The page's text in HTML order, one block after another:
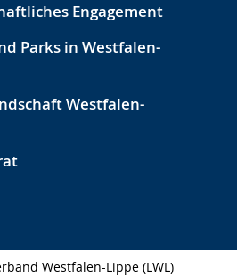
Engagement
Parks in Westfalen-
Westfalen-
Westfalen-Lippe (LWL)